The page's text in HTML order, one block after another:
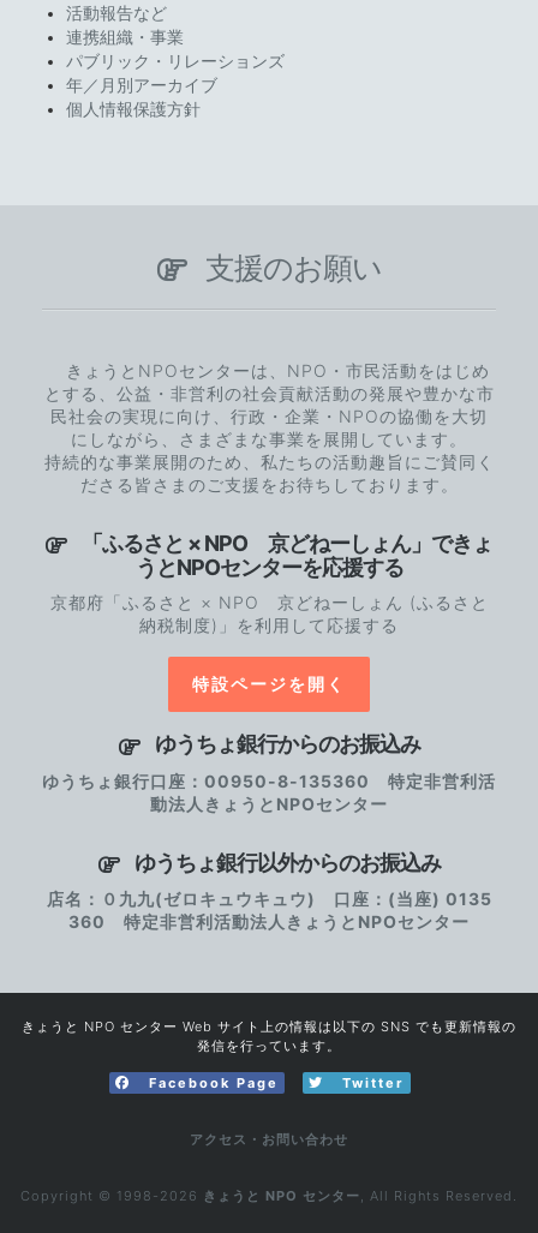
活動報告など
連携組織・事業
パブリック・リレーションズ
年／月別アーカイブ
個人情報保護方針
支援のお願い
きょうとNPOセンターは、NPO・市民活動をはじめ
とする、公益・非営利の社会貢献活動の発展や豊かな市
民社会の実現に向け、行政・企業・NPOの協働を大切
にしながら、さまざまな事業を展開しています。
持続的な事業展開のため、私たちの活動趣旨にご賛同く
ださる皆さまのご支援をお待ちしております。
「ふるさと × NPO 京どねーしょん」できょ
うとNPOセンターを応援する
京都府「ふるさと × NPO 京どねーしょん (ふるさと
納税制度)」を利用して応援する
特設ページを開く
ゆうちょ銀行からのお振込み
ゆうちょ銀行口座：00950-8-135360 特定非営利活
動法人きょうとNPOセンター
ゆうちょ銀行以外からのお振込み
店名：０九九(ゼロキュウキュウ) 口座：(当座) 0135
360 特定非営利活動法人きょうとNPOセンター
きょうと NPO センター Web サイト上の情報は以下の SNS でも更新情報の
発信を行っています。
Facebook Page Twitter
アクセス・お問い合わせ
Copyright © 1998-2026 きょうと NPO センター , All Rights Reserved.